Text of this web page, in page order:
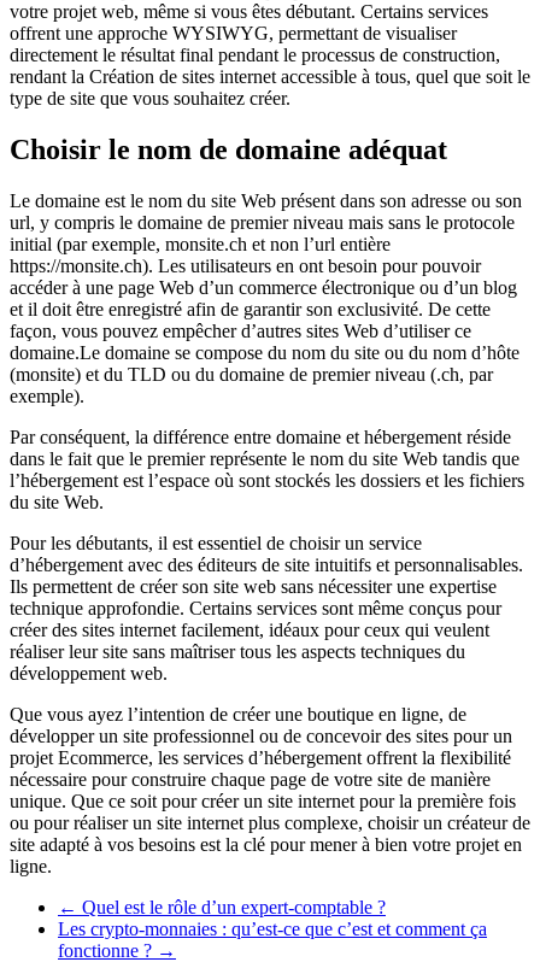
votre projet web, même si vous êtes débutant. Certains services
offrent une approche WYSIWYG, permettant de visualiser
directement le résultat final pendant le processus de construction,
rendant la Création de sites internet accessible à tous, quel que soit le
type de site que vous souhaitez créer.
Choisir le nom de domaine adéquat
Le domaine est le nom du site Web présent dans son adresse ou son
url, y compris le domaine de premier niveau mais sans le protocole
initial (par exemple, monsite.ch et non l’url entière
https://monsite.ch). Les utilisateurs en ont besoin pour pouvoir
accéder à une page Web d’un commerce électronique ou d’un blog
et il doit être enregistré afin de garantir son exclusivité. De cette
façon, vous pouvez empêcher d’autres sites Web d’utiliser ce
domaine.Le domaine se compose du nom du site ou du nom d’hôte
(monsite) et du TLD ou du domaine de premier niveau (.ch, par
exemple).
Par conséquent, la différence entre domaine et hébergement réside
dans le fait que le premier représente le nom du site Web tandis que
l’hébergement est l’espace où sont stockés les dossiers et les fichiers
du site Web.
Pour les débutants, il est essentiel de choisir un service
d’hébergement avec des éditeurs de site intuitifs et personnalisables.
Ils permettent de créer son site web sans nécessiter une expertise
technique approfondie. Certains services sont même conçus pour
créer des sites internet facilement, idéaux pour ceux qui veulent
réaliser leur site sans maîtriser tous les aspects techniques du
développement web.
Que vous ayez l’intention de créer une boutique en ligne, de
développer un site professionnel ou de concevoir des sites pour un
projet Ecommerce, les services d’hébergement offrent la flexibilité
nécessaire pour construire chaque page de votre site de manière
unique. Que ce soit pour créer un site internet pour la première fois
ou pour réaliser un site internet plus complexe, choisir un créateur de
site adapté à vos besoins est la clé pour mener à bien votre projet en
ligne.
← Quel est le rôle d’un expert-comptable ?
Les crypto-monnaies : qu’est-ce que c’est et comment ça
fonctionne ? →